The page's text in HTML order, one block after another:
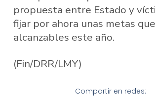
propuesta entre Estado y
fijar por ahora unas metas
alcanzables este año.
(Fin/DRR/LMY)
Compartir en redes: